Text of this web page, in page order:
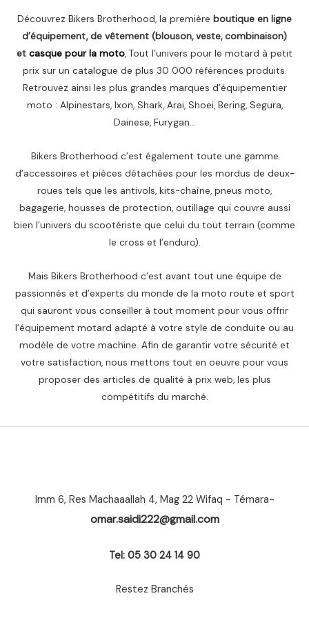
Découvrez Bikers Brotherhood, la première boutique en ligne
d’équipement, de vêtement (blouson, veste, combinaison)
et casque pour la moto, Tout l’univers pour le motard à petit
prix sur un catalogue de plus 30 000 références produits.
Retrouvez ainsi les plus grandes marques d’équipementier
moto : Alpinestars, Ixon, Shark, Arai, Shoei, Bering, Segura,
Dainese, Furygan…
Bikers Brotherhood c’est également toute une gamme
d’accessoires et pièces détachées pour les mordus de deux-
roues tels que les antivols, kits-chaîne, pneus moto,
bagagerie, housses de protection, outillage qui couvre aussi
bien l’univers du scootériste que celui du tout terrain (comme
le cross et l’enduro).
Mais Bikers Brotherhood c’est avant tout une équipe de
passionnés et d’experts du monde de la moto route et sport
qui sauront vous conseiller à tout moment pour vous offrir
l’équipement motard adapté à votre style de conduite ou au
modèle de votre machine. Afin de garantir votre sécurité et
votre satisfaction, nous mettons tout en oeuvre pour vous
proposer des articles de qualité à prix web, les plus
compétitifs du marché.
Imm 6, Res Machaaallah 4, Mag 22 Wifaq - Témara-
omar.saidi222@gmail.com
Tel: 05 30 24 14 90
Restez Branchés